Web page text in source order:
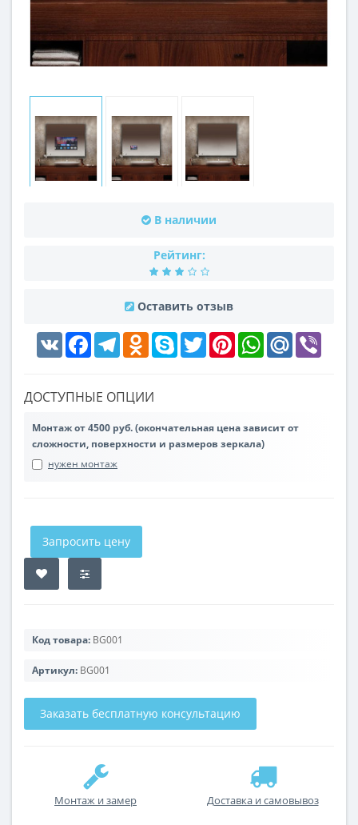
В наличии
Рейтинг:
Оставить отзыв
VK FacebookTelegramOdnoklassniki
Skype Twitter PinterestWhatsAppMail.Ru
ДОСТУПНЫЕ ОПЦИИ
Монтаж от 4500 руб. (окончательная цена зависит от
сложности, поверхности и размеров зеркала)
нужен монтаж
Запросить цену
Код товара: BG001
Артикул: BG001
Заказать бесплатную консультацию
Монтаж и замер Доставка и самовывоз